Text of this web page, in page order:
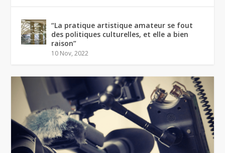
“La pratique artistique amateur se fout
des politiques culturelles, et elle a bien
raison”
10 Nov, 2022